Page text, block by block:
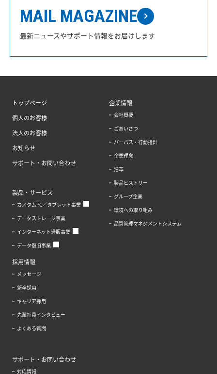
MAIL MAGAZINE
最新ニュースやサポート情報をお届けします
トップページ
個人のお客様
法人のお客様
お知らせ
サポート・お問い合わせ
製品・サービス
カスタムPC／タブレット事業
データストレージ事業
インターネット通販事業
データ復旧事業
企業情報
会社概要
ごあいさつ
パーパス・行動指針
企業理念
沿革
製品ヒストリー
グループ企業
環境への取り組み
品質管理マネジメントシステム
採用情報
メッセージ
新卒採用
キャリア採用
先輩社員インタビュー
よくある質問
サポート・お問い合わせ
対応情報